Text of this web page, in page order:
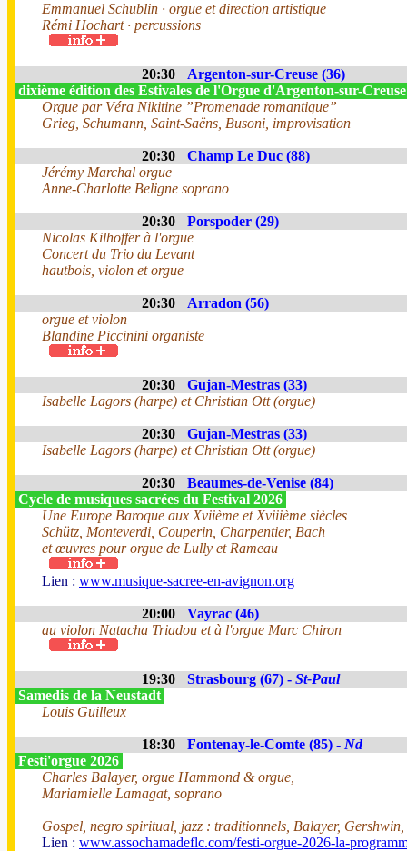
Emmanuel Schublin · orgue et direction artistique
Rémi Hochart · percussions
20:30
Argenton-sur-Creuse (36)
dixième édition des Estivales de l'Orgue d'Argenton-sur-
Orgue par Véra Nikitine ”Promenade romantique”
Grieg, Schumann, Saint-Saëns, Busoni, improvisation
20:30
Champ Le Duc (88)
Jérémy Marchal orgue
Anne-Charlotte Beligne soprano
20:30
Porspoder (29)
Nicolas Kilhoffer à l'orgue
Concert du Trio du Levant
hautbois, violon et orgue
20:30
Arradon (56)
orgue et violon
Blandine Piccinini organiste
20:30
Gujan-Mestras (33)
Isabelle Lagors (harpe) et Christian Ott (orgue)
20:30
Gujan-Mestras (33)
Isabelle Lagors (harpe) et Christian Ott (orgue)
20:30
Beaumes-de-Venise (84)
Cycle de musiques sacrées du Festival 2026
Une Europe Baroque aux Xviième et Xviiième siècles
Schütz, Monteverdi, Couperin, Charpentier, Bach
et œuvres pour orgue de Lully et Rameau
Lien : www.musique-sacree-en-avignon.org
20:00
Vayrac (46)
au violon Natacha Triadou et à l'orgue Marc Chiron
19:30 Strasbourg (67) - St-Paul
Samedis de la Neustadt
Louis Guilleux
18:30 Fontenay-le-Comte (85) - Nd
Festi'orgue 2026
Charles Balayer, orgue Hammond & orgue,
Mariamielle Lamagat, soprano
Gospel, negro spiritual, jazz : traditionnels, Balayer, Gershwin,
Lien : www.assochamadeflc.com/festi-orgue-2026-la-